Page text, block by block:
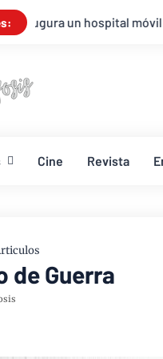
móvil en La Guaira,
Cine Revista
de Guerra